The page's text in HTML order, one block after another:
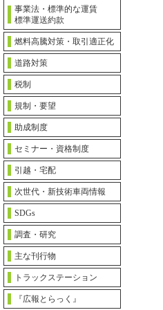
事業法・標準的な運賃
標準運送約款
燃料高騰対策・取引適正化
道路対策
税制
規制・要望
助成制度
セミナー・資格制度
引越・宅配
次世代・新技術車両情報
SDGs
調査・研究
主な刊行物
トラックステーション
『広報とらっく』